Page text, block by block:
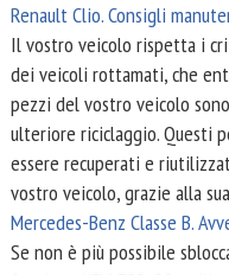
Renault Clio. Consigli
Il vostro veicolo rispetta i
dei veicoli rottamati, che
pezzi del vostro veicolo
ulteriore riciclaggio. Questi
essere recuperati e
vostro veicolo, grazie alla
Mercedes-Benz Classe B.
Se non è più possibile